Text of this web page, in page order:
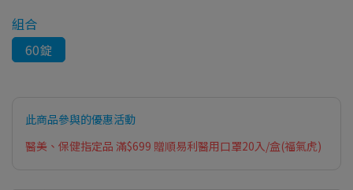
組合
60錠
此商品參與的優惠活動
醫美、保健指定品 滿$699 贈順易利醫用口罩20入/盒(福氣虎)